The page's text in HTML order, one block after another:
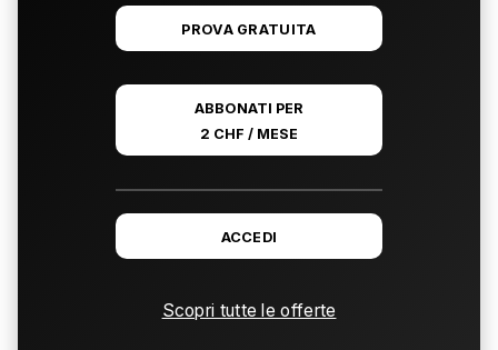
PROVA GRATUITA
ABBONATI PER
2 CHF / MESE
ACCEDI
Scopri tutte le offerte